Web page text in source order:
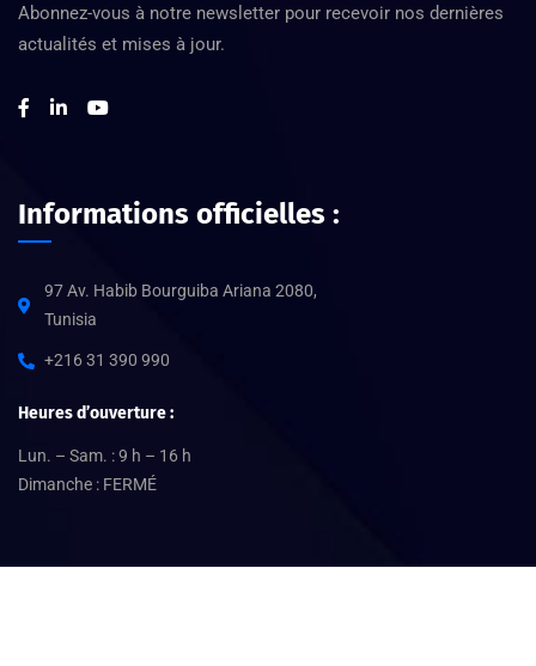
Abonnez-vous à notre newsletter pour recevoir nos dernières
actualités et mises à jour.
Informations officielles :
97 Av. Habib Bourguiba Ariana 2080,
Tunisia
+216 31 390 990
Heures d’ouverture :
Lun. – Sam. : 9 h – 16 h
Dimanche : FERMÉ